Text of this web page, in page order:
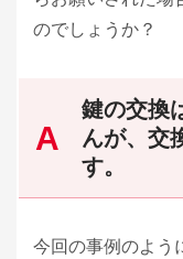
のでしょうか？
鍵の交換
んが、交
す。
今回の事例のよう